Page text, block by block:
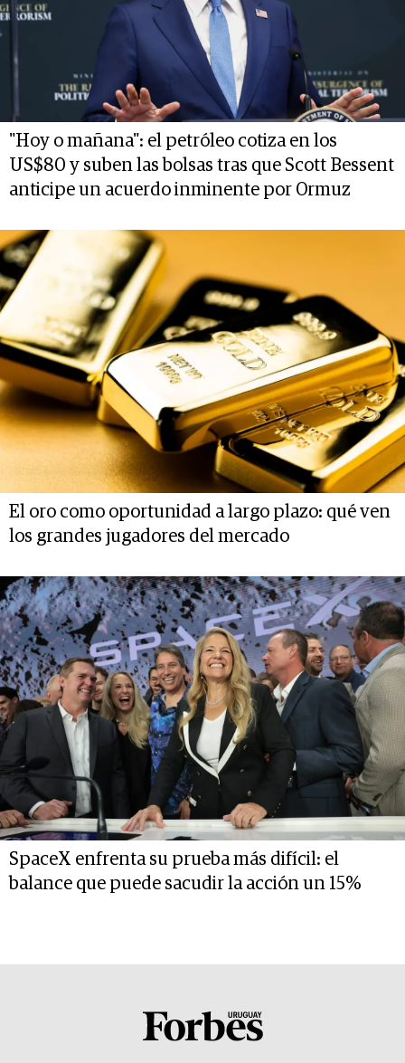
"Hoy o mañana": el petróleo cotiza en los
US$80 y suben las bolsas tras que Scott Bessent
anticipe un acuerdo inminente por Ormuz
El oro como oportunidad a largo plazo: qué ven
los grandes jugadores del mercado
SpaceX enfrenta su prueba más difícil: el
balance que puede sacudir la acción un 15%